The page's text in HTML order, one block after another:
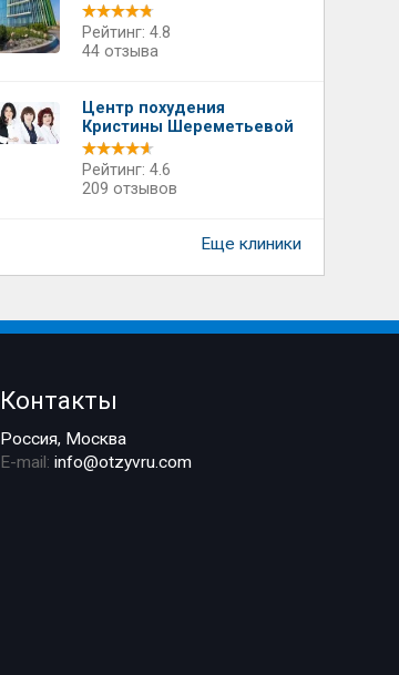
Рейтинг: 4.8
44 отзыва
Центр похудения
Кристины Шереметьевой
Рейтинг: 4.6
209 отзывов
Еще клиники
Контакты
Россия, Москва
E-mail:info@otzyvru.com